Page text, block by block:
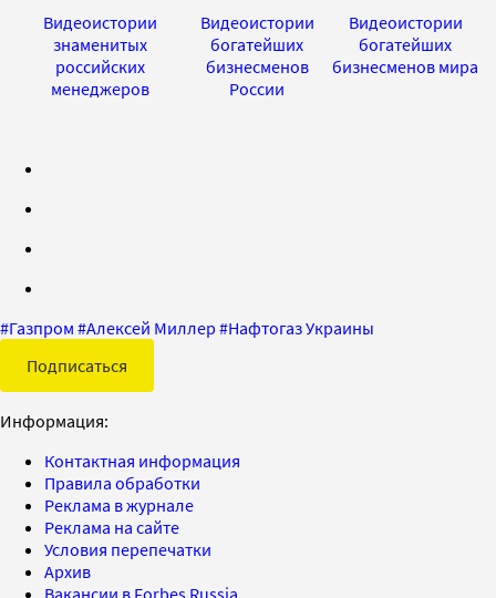
Видеоистории
знаменитых
российских
менеджеров
Видеоистории
богатейших
бизнесменов
России
Видеоистории
богатейших
бизнесменов мира
#Газпром #Алексей Миллер #Нафтогаз Украины
Подписаться
Информация:
Контактная информация
Правила обработки
Реклама в журнале
Реклама на сайте
Условия перепечатки
Архив
Вакансии в Forbes Russia